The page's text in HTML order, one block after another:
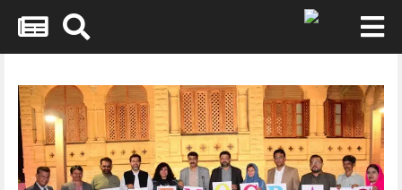
content